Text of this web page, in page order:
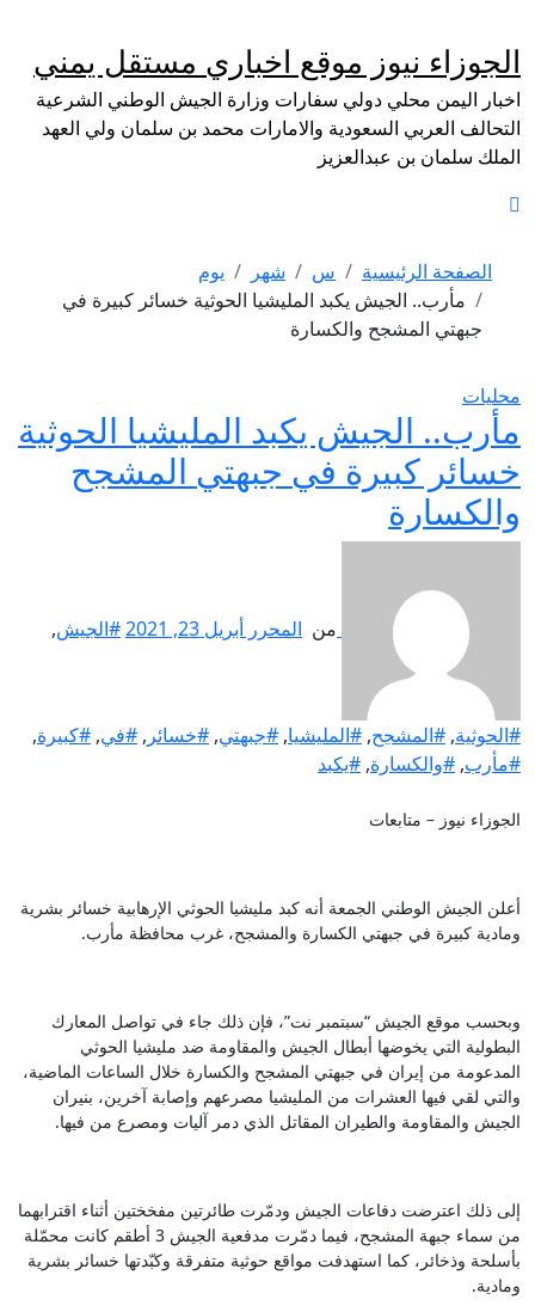
المحتوى
الجوزاء نيوز موقع اخباري مستقل يمني
اخبار اليمن محلي دولي سفارات وزارة الجيش الوطني الشرعية
التحالف العربي السعودية والامارات محمد بن سلمان ولي العهد
الملك سلمان بن عبدالعزيز
الصفحة الرئيسية س شهر
يوم
مأرب.. الجيش يكبد المليشيا الحوثية خسائر كبيرة في
جبهتي المشجح والكسارة
محليات
مأرب.. الجيش يكبد المليشيا الحوثية
خسائر كبيرة في جبهتي المشجح
والكسارة
من المحرر أبريل 23, 2021 #الجيش,
#الحوثية, #المشجح, #المليشيا, #جبهتي, #خسائر , #في, #كبيرة,
#مأرب, #والكسارة, #يكبد
الجوزاء نيوز – متابعات
أعلن الجيش الوطني الجمعة أنه كبد مليشيا الحوثي الإرهابية خسائر بشرية
ومادية كبيرة في جبهتي الكسارة والمشجح، غرب محافظة مأرب.
وبحسب موقع الجيش “سبتمبر نت”، فإن ذلك جاء في تواصل المعارك
البطولية التي يخوضها أبطال الجيش والمقاومة ضد مليشيا الحوثي
المدعومة من إيران في جبهتي المشجح والكسارة خلال الساعات الماضية،
والتي لقي فيها العشرات من المليشيا مصرعهم وإصابة آخرين، بنيران
الجيش والمقاومة والطيران المقاتل الذي دمر آليات ومصرع من فيها.
إلى ذلك اعترضت دفاعات الجيش ودمّرت طائرتين مفخختين أثناء اقترابهما
من سماء جبهة المشجح، فيما دمّرت مدفعية الجيش 3 أطقم كانت محمّلة
بأسلحة وذخائر، كما استهدفت مواقع حوثية متفرقة وكبّدتها خسائر بشرية
ومادية.